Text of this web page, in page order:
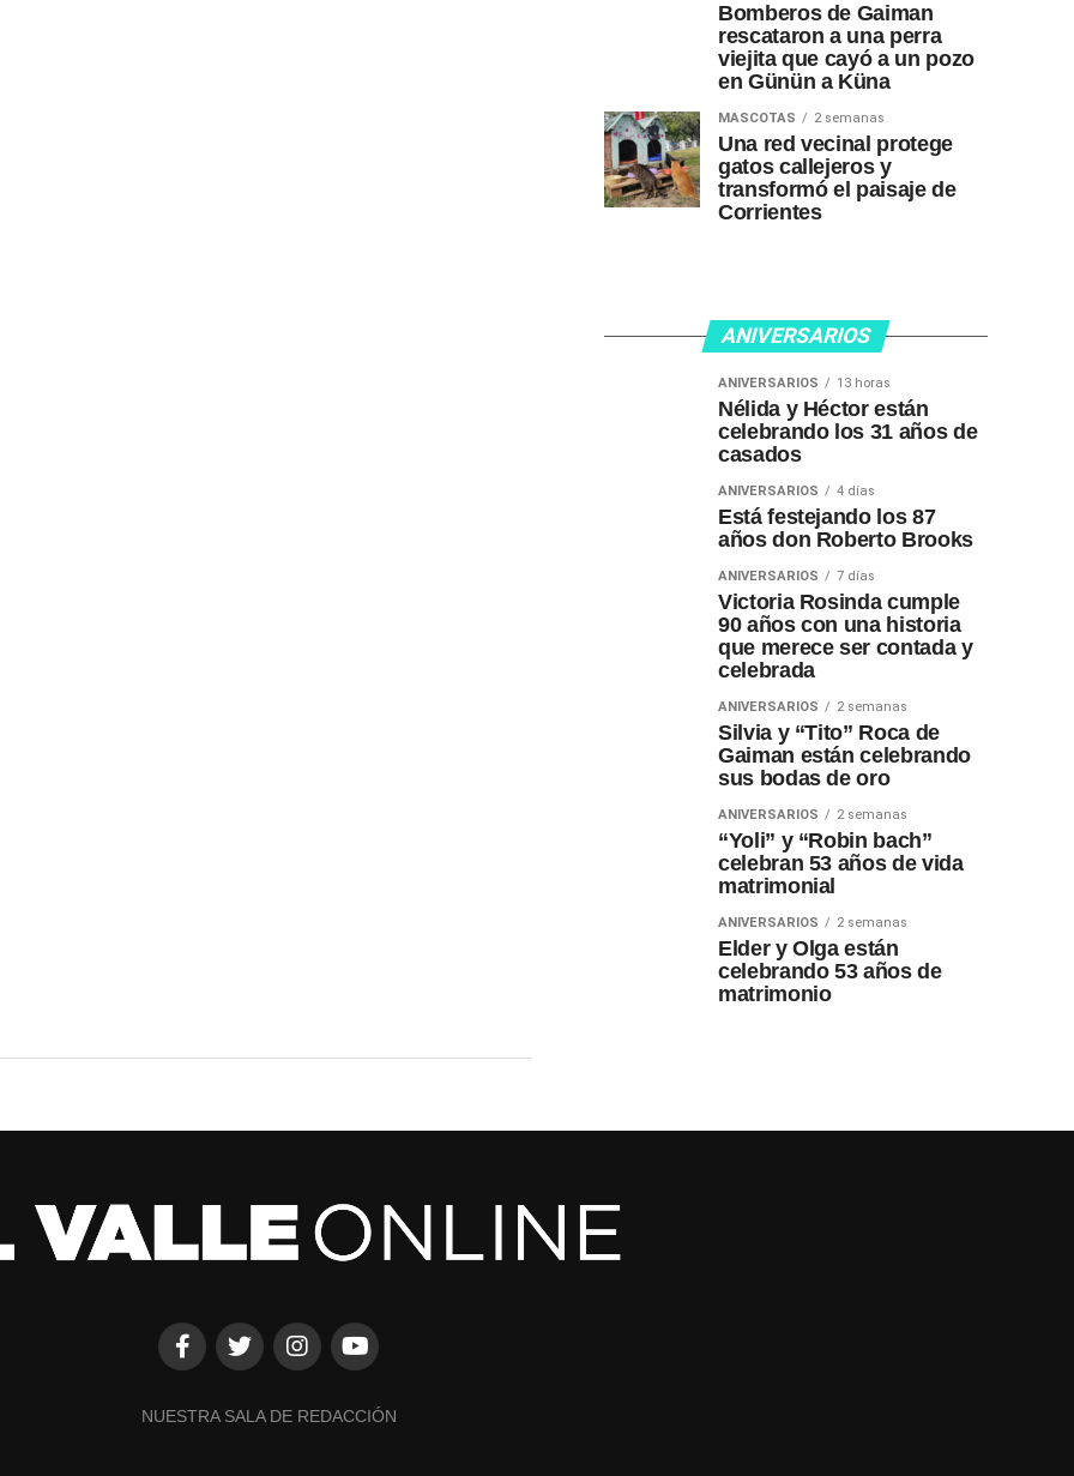
Bomberos de Gaiman
rescataron a una perra
viejita que cayó a un pozo
en Günün a Küna
MASCOTAS 2 semanas
Una red vecinal protege
gatos callejeros y
transformó el paisaje de
Corrientes
ANIVERSARIOS
ANIVERSARIOS 13 horas
Nélida y Héctor están
celebrando los 31 años de
casados
ANIVERSARIOS 4 días
Está festejando los 87
años don Roberto Brooks
ANIVERSARIOS 7 días
Victoria Rosinda cumple
90 años con una historia
que merece ser contada y
celebrada
ANIVERSARIOS 2 semanas
Silvia y “Tito” Roca de
Gaiman están celebrando
sus bodas de oro
ANIVERSARIOS 2 semanas
“Yoli” y “Robin bach”
celebran 53 años de vida
matrimonial
ANIVERSARIOS 2 semanas
Elder y Olga están
celebrando 53 años de
matrimonio
NUESTRA SALA DE REDACCIÓN